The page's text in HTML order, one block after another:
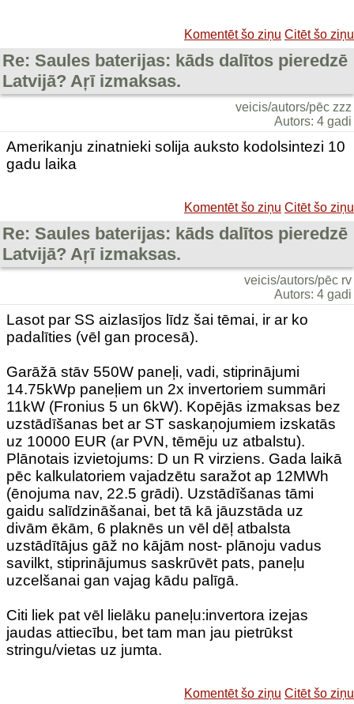
Komentēt šo ziņu Citēt šo ziņu
Re: Saules baterijas: kāds dalītos pieredzē
Latvijā? Aŗī izmaksas.
veicis/autors/pēc zzz
Autors: 4 gadi
Amerikanju zinatnieki solija auksto kodolsintezi 10
gadu laika
Komentēt šo ziņu Citēt šo ziņu
Re: Saules baterijas: kāds dalītos pieredzē
Latvijā? Aŗī izmaksas.
veicis/autors/pēc rv
Autors: 4 gadi
Lasot par SS aizlasījos līdz šai tēmai, ir ar ko
padalīties (vēl gan procesā).
Garāžā stāv 550W paneļi, vadi, stiprinājumi
14.75kWp paneļiem un 2x invertoriem summāri
11kW (Fronius 5 un 6kW). Kopējās izmaksas bez
uzstādīšanas bet ar ST saskaņojumiem izskatās
uz 10000 EUR (ar PVN, tēmēju uz atbalstu).
Plānotais izvietojums: D un R virziens. Gada laikā
pēc kalkulatoriem vajadzētu saražot ap 12MWh
(ēnojuma nav, 22.5 grādi). Uzstādīšanas tāmi
gaidu salīdzināšanai, bet tā kā jāuzstāda uz
divām ēkām, 6 plaknēs un vēl dēļ atbalsta
uzstādītājus gāž no kājām nost- plānoju vadus
savilkt, stiprinājumus saskrūvēt pats, paneļu
uzcelšanai gan vajag kādu palīgā.
Citi liek pat vēl lielāku paneļu:invertora izejas
jaudas attiecību, bet tam man jau pietrūkst
stringu/vietas uz jumta.
Komentēt šo ziņu Citēt šo ziņu